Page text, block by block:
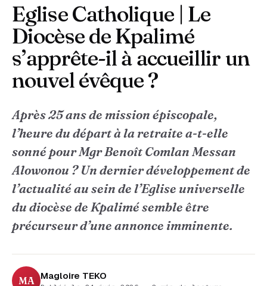
Eglise Catholique | Le
Diocèse de Kpalimé
s’apprête-il à accueillir un
nouvel évêque ?
Après 25 ans de mission épiscopale,
l’heure du départ à la retraite a-t-elle
sonné pour Mgr Benoît Comlan Messan
Alowonou ? Un dernier développement de
l’actualité au sein de l’Eglise universelle
du diocèse de Kpalimé semble être
précurseur d’une annonce imminente.
MA Magloire TEKO